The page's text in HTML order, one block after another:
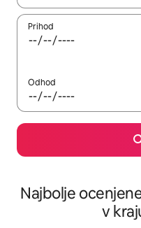
Prihod
Odhod
Najbolje
v